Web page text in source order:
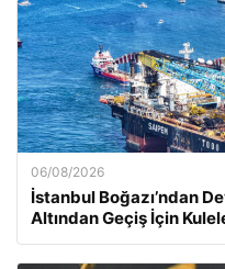
06/08/2026
İstanbul Boğazı’ndan
Altından Geçiş İçin